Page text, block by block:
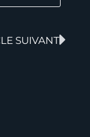
SUIVANT